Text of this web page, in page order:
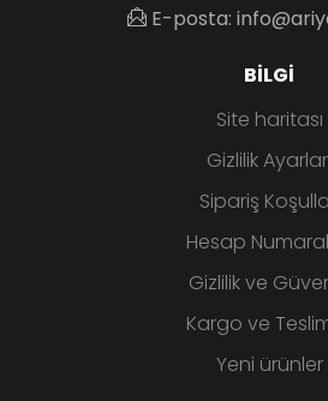
E-posta:
BILGI
Site haritası
Gizlilik
Sipariş
Hesap
Gizlilik ve
Kargo ve
Yeni ürünler